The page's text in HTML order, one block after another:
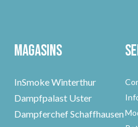
Magasins
InSmoke Winterthur
Dampfpalast Uster
Dampferchef Schaffhausen